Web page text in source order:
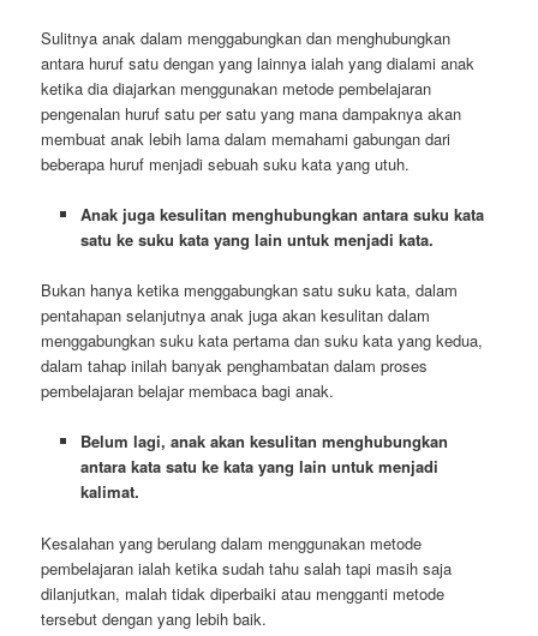
Sulitnya anak dalam menggabungkan dan menghubungkan
antara huruf satu dengan yang lainnya ialah yang dialami anak
ketika dia diajarkan menggunakan metode pembelajaran
pengenalan huruf satu per satu yang mana dampaknya akan
membuat anak lebih lama dalam memahami gabungan dari
beberapa huruf menjadi sebuah suku kata yang utuh.
Anak juga kesulitan menghubungkan antara suku kata
satu ke suku kata yang lain untuk menjadi kata.
Bukan hanya ketika menggabungkan satu suku kata, dalam
pentahapan selanjutnya anak juga akan kesulitan dalam
menggabungkan suku kata pertama dan suku kata yang kedua,
dalam tahap inilah banyak penghambatan dalam proses
pembelajaran belajar membaca bagi anak.
Belum lagi, anak akan kesulitan menghubungkan
antara kata satu ke kata yang lain untuk menjadi
kalimat.
Kesalahan yang berulang dalam menggunakan metode
pembelajaran ialah ketika sudah tahu salah tapi masih saja
dilanjutkan, malah tidak diperbaiki atau mengganti metode
tersebut dengan yang lebih baik.